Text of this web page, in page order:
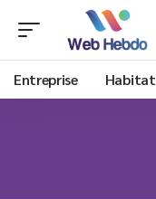
Entreprise Habitat